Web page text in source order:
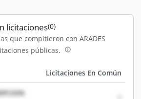
licitaciones(0)
que compitieron con ARADES
públicas.
Licitaciones En Común